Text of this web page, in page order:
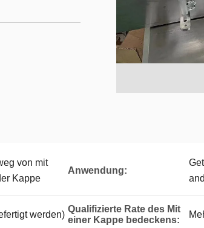
von mit
Kappe
Anwendung:
werden)
Qualifizierte Rate des Mit
einer Kappe bedeckens: